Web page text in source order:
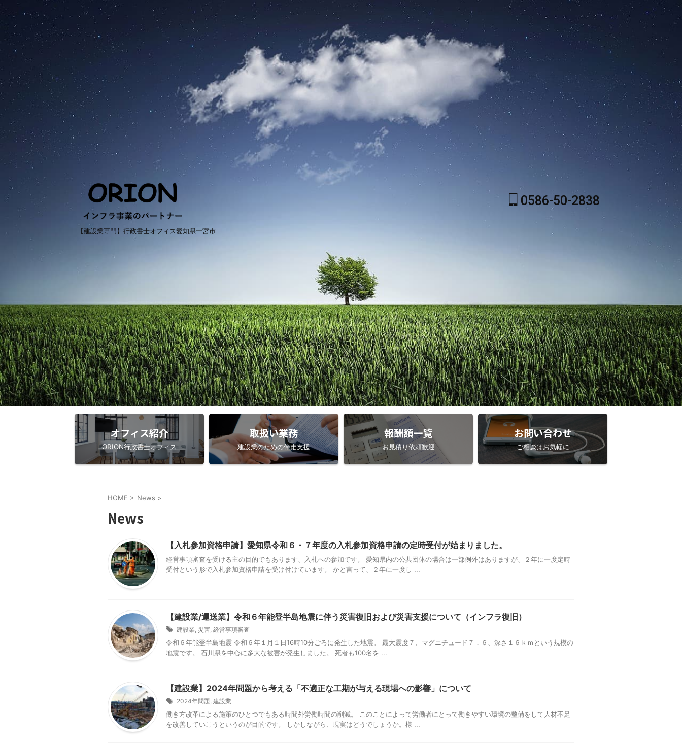
【建設業専門】行政書士オフィス愛知県一宮市
0586-50-2838
オフィス紹介
ORION行政書士オフィス
取扱い業務
建設業のための伴走支援
報酬額一覧
お見積り依頼歓迎
お問い合わせ
ご相談はお気軽に
HOME > News >
News
【入札参加資格申請】愛知県令和６・７年度の入札参加資格申請の定時受付が始まりました。
経営事項審査を受ける主の目的でもあります、入札への参加です。 愛知県内の公共団体の場合は一部例外はありますが、２年に一度定時
受付という形で入札参加資格申請を受け付けています。 かと言って、２年に一度し ...
【建設業/運送業】令和６年能登半島地震に伴う災害復旧および災害支援について（インフラ復旧）
建設業, 災害, 経営事項審査
令和６年能登半島地震 令和６年１月１日16時10分ごろに発生した地震。 最大震度７、マグニチュード７．６、深さ１６ｋｍという規模の
地震です。 石川県を中心に多大な被害が発生しました。 死者も100名を ...
【建設業】2024年問題から考える「不適正な工期が与える現場への影響」について
2024年問題, 建設業
働き方改革による施策のひとつでもある時間外労働時間の削減。 このことによって労働者にとって働きやすい環境の整備をして人材不足
を改善していこうというのが目的です。 しかしながら、現実はどうでしょうか。様 ...